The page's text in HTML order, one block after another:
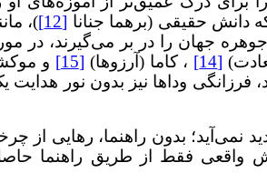
دانش حقیقی (برهما جنانا [12]
)،
جهان را در بر می‌گیرند، در
[14] ، کاما (آرزوها) [15]
و
وداها نیز بدون نور هدایت
نمی‌آید؛ بدون راهنما، رهایی از
واقعی فقط از طریق راهنما